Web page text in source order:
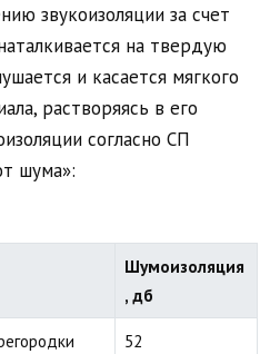
звукоизоляции за счет
на твердую
и касается мягкого
растворяясь в его
согласно СП
шума»:
Шумоизоляция
, дб
52